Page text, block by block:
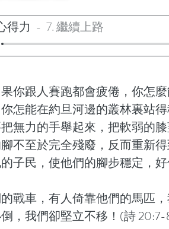
得力 7. 繼續上路
你跟人賽跑都會疲倦，你怎
怎能在約旦河邊的叢林裏站
無力的手舉起來，把軟弱的
不至於完全殘廢，反而重新得
子民，使他們的腳步穩定，
戰車，有人倚靠他們的馬匹
，我們卻堅立不移！(詩 20:7-